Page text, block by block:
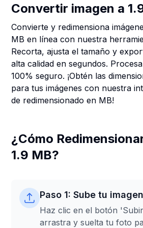
Convertir imagen a
Convierte y redimensiona
MB en línea con nuestra
Recorta, ajusta el tamaño y
alta calidad en segundos.
100% seguro. ¡Obtén las
para tus imágenes con nuestra
de redimensionado en MB!
¿Cómo
1.9 MB?
Paso 1: Sube tu imagen
Haz clic en el botón
arrastra y suelta tu foto